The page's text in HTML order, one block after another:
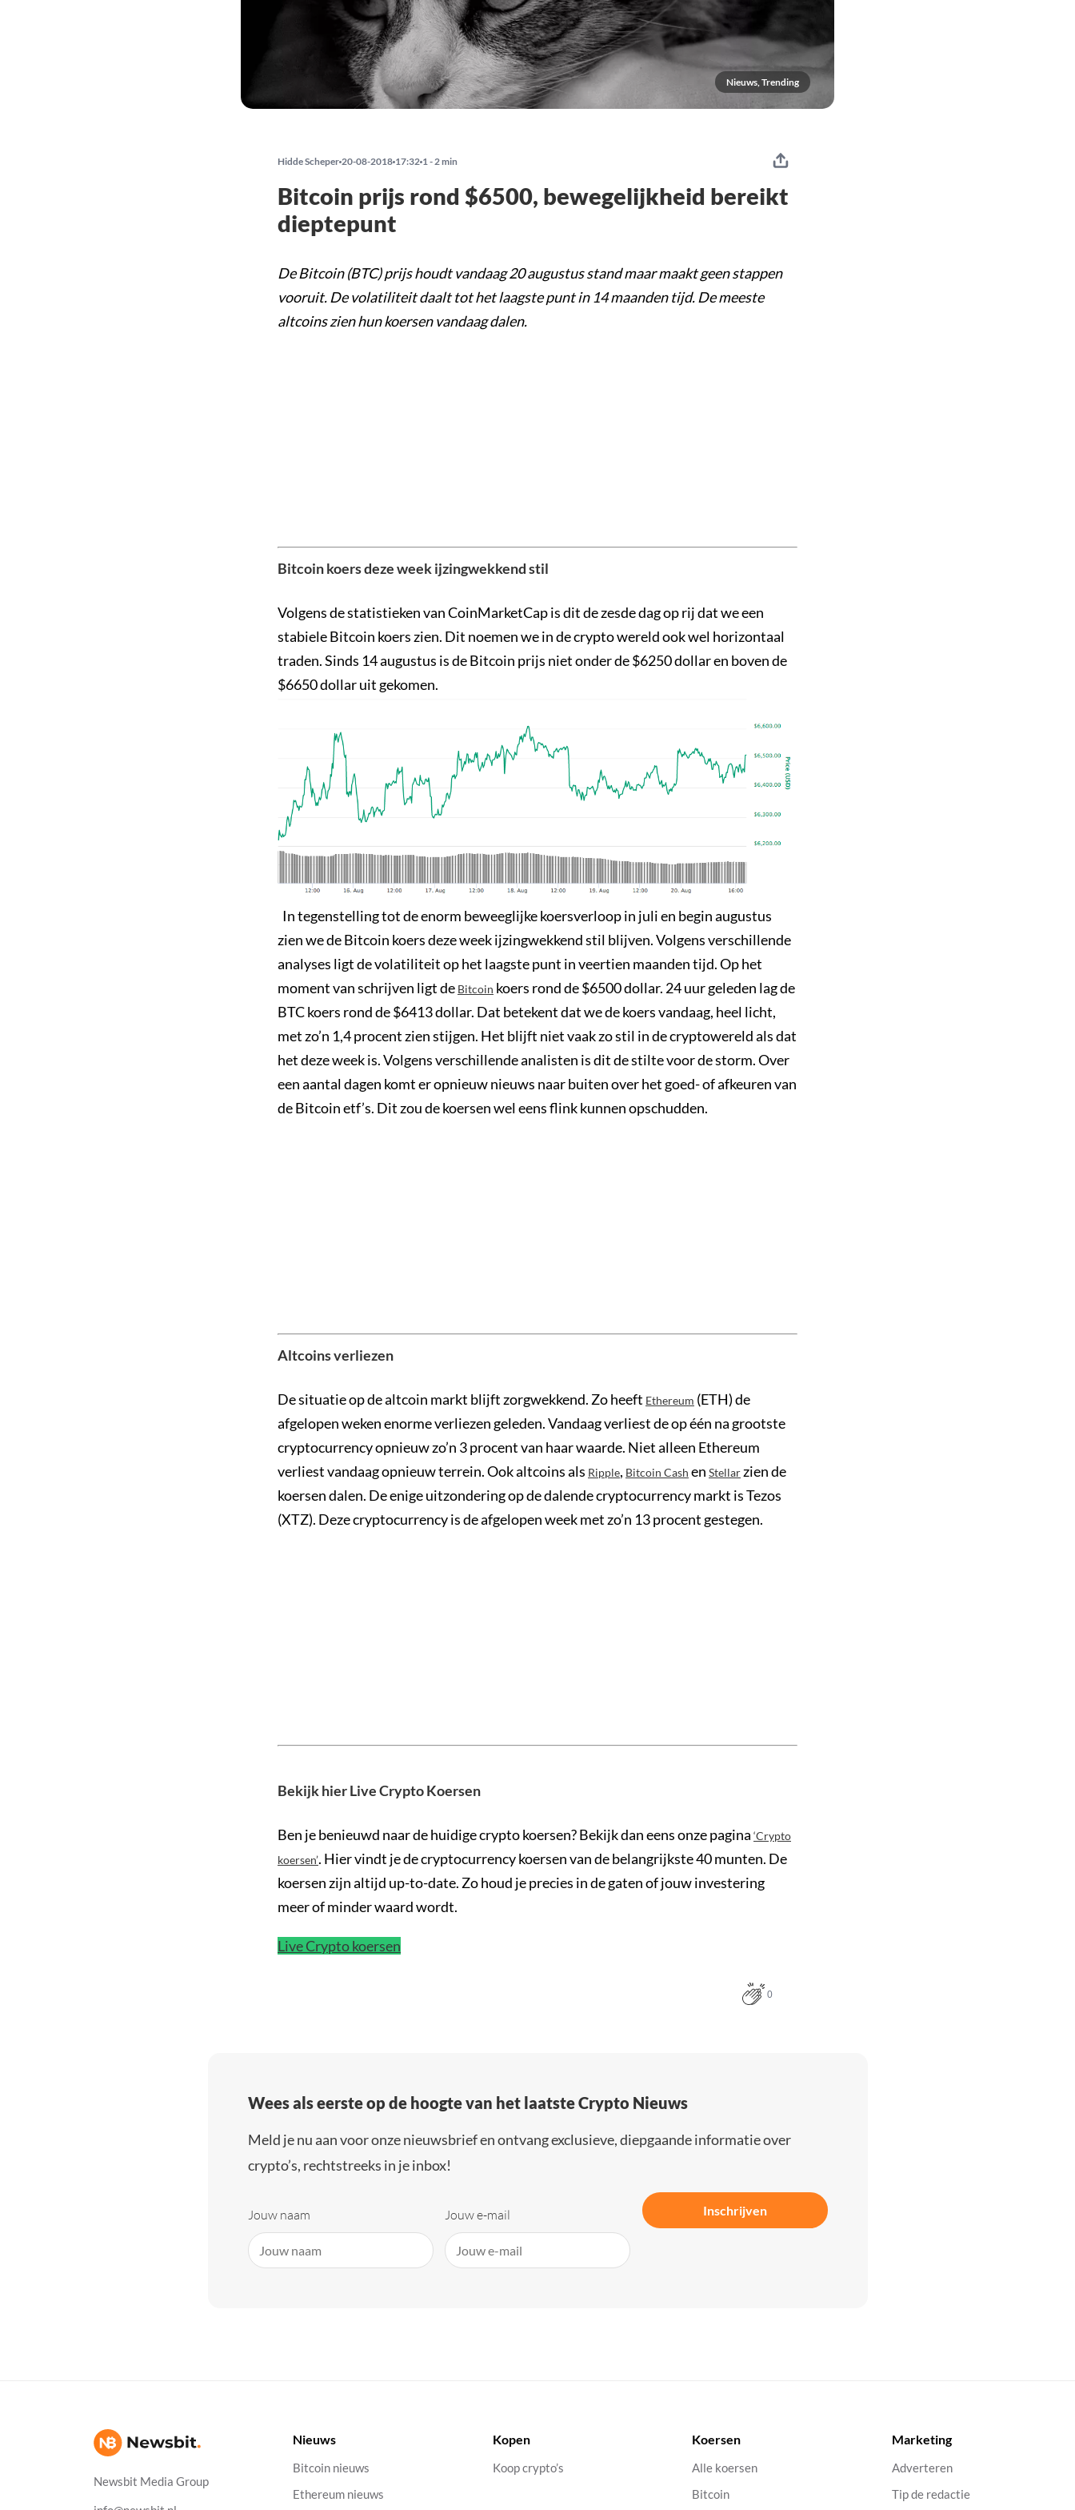
Nieuws, Trending
Hidde Scheper 20-08-2018 17:32 1 - 2 min
Bitcoin prijs rond $6500, bewegelijkheid bereikt
dieptepunt
De Bitcoin (BTC) prijs houdt vandaag 20 augustus stand maar maakt geen stappen
vooruit. De volatiliteit daalt tot het laagste punt in 14 maanden tijd. De meeste
altcoins zien hun koersen vandaag dalen.
Bitcoin koers deze week ijzingwekkend stil
Volgens de statistieken van CoinMarketCap is dit de zesde dag op rij dat we een
stabiele Bitcoin koers zien. Dit noemen we in de crypto wereld ook wel horizontaal
traden. Sinds 14 augustus is de Bitcoin prijs niet onder de $6250 dollar en boven de
$6650 dollar uit gekomen.
In tegenstelling tot de enorm beweeglijke koersverloop in juli en begin augustus
zien we de Bitcoin koers deze week ijzingwekkend stil blijven. Volgens verschillende
analyses ligt de volatiliteit op het laagste punt in veertien maanden tijd. Op het
moment van schrijven ligt de Bitcoin koers rond de $6500 dollar. 24 uur geleden lag de
BTC koers rond de $6413 dollar. Dat betekent dat we de koers vandaag, heel licht,
met zo’n 1,4 procent zien stijgen. Het blijft niet vaak zo stil in de cryptowereld als dat
het deze week is. Volgens verschillende analisten is dit de stilte voor de storm. Over
een aantal dagen komt er opnieuw nieuws naar buiten over het goed- of afkeuren van
de Bitcoin etf’s. Dit zou de koersen wel eens flink kunnen opschudden.
Altcoins verliezen
De situatie op de altcoin markt blijft zorgwekkend. Zo heeft Ethereum (ETH) de
afgelopen weken enorme verliezen geleden. Vandaag verliest de op één na grootste
cryptocurrency opnieuw zo’n 3 procent van haar waarde. Niet alleen Ethereum
verliest vandaag opnieuw terrein. Ook altcoins als Ripple, Bitcoin Cash en Stellarzien de
koersen dalen. De enige uitzondering op de dalende cryptocurrency markt is Tezos
(XTZ). Deze cryptocurrency is de afgelopen week met zo’n 13 procent gestegen.
Bekijk hier Live Crypto Koersen
Ben je benieuwd naar de huidige crypto koersen? Bekijk dan eens onze pagina ‘Crypto
koersen’. Hier vindt je de cryptocurrency koersen van de belangrijkste 40 munten. De
koersen zijn altijd up-to-date. Zo houd je precies in de gaten of jouw investering
meer of minder waard wordt.
Live Crypto koersen
0
Wees als eerste op de hoogte van het laatste Crypto Nieuws
Meld je nu aan voor onze nieuwsbrief en ontvang exclusieve, diepgaande informatie over
crypto’s, rechtstreeks in je inbox!
Jouw naam Jouw e-mail Inschrijven
Newsbit Media Group
Nieuws
Bitcoin nieuws
Ethereum nieuws
Kopen
Koop crypto’s
Koersen
Alle koersen
Bitcoin
Marketing
Adverteren
Tip de redactie